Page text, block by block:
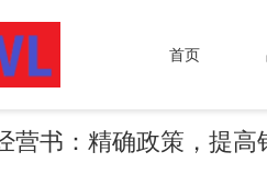
首页
营书：精确政策，提高